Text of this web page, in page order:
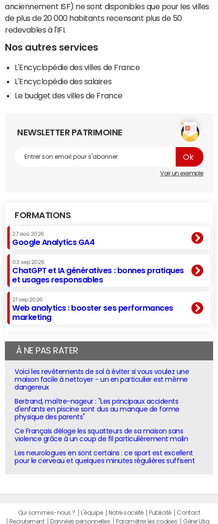
anciennement ISF) ne sont disponibles que pour les villes
de plus de 20 000 habitants recensant plus de 50
redevables à l'IFI.
Nos autres services
L'Encyclopédie des villes de France
L'Encyclopédie des salaires
Le budget des villes de France
NEWSLETTER PATRIMOINE
Voir un exemple
FORMATIONS
27 aoû 2026
Google Analytics GA4
03 sep 2026
ChatGPT et IA génératives : bonnes pratiques
et usages responsables
21 sep 2026
Web analytics : booster ses performances
marketing
À NE PAS RATER
Voici les revêtements de sol à éviter si vous voulez une
maison facile à nettoyer - un en particulier est même
dangereux
Bertrand, maître-nageur : "Les principaux accidents
d'enfants en piscine sont dus au manque de forme
physique des parents"
Ce Français déloge les squatteurs de sa maison sans
violence grâce à un coup de fil particulièrement malin
Les neurologues en sont certains : ce sport est excellent
pour le cerveau et quelques minutes régulières suffisent
Qui sommes-nous ? L'équipe Notre société Publicité
Contact
Recrutement
Données personnelles Paramétrer les cookies Gérer Utiq